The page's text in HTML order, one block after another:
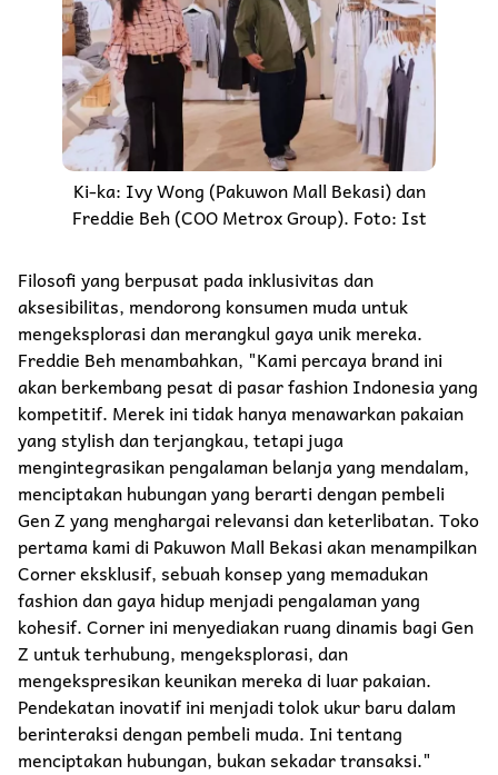
Ki-ka: Ivy Wong (Pakuwon Mall Bekasi) dan
Freddie Beh (COO Metrox Group). Foto: Ist
Filosofi yang berpusat pada inklusivitas dan
aksesibilitas, mendorong konsumen muda untuk
mengeksplorasi dan merangkul gaya unik mereka.
Freddie Beh menambahkan, "Kami percaya brand ini
akan berkembang pesat di pasar fashion Indonesia yang
kompetitif. Merek ini tidak hanya menawarkan pakaian
yang stylish dan terjangkau, tetapi juga
mengintegrasikan pengalaman belanja yang mendalam,
menciptakan hubungan yang berarti dengan pembeli
Gen Z yang menghargai relevansi dan keterlibatan. Toko
pertama kami di Pakuwon Mall Bekasi akan menampilkan
Corner eksklusif, sebuah konsep yang memadukan
fashion dan gaya hidup menjadi pengalaman yang
kohesif. Corner ini menyediakan ruang dinamis bagi Gen
Z untuk terhubung, mengeksplorasi, dan
mengekspresikan keunikan mereka di luar pakaian.
Pendekatan inovatif ini menjadi tolok ukur baru dalam
berinteraksi dengan pembeli muda. Ini tentang
menciptakan hubungan, bukan sekadar transaksi."